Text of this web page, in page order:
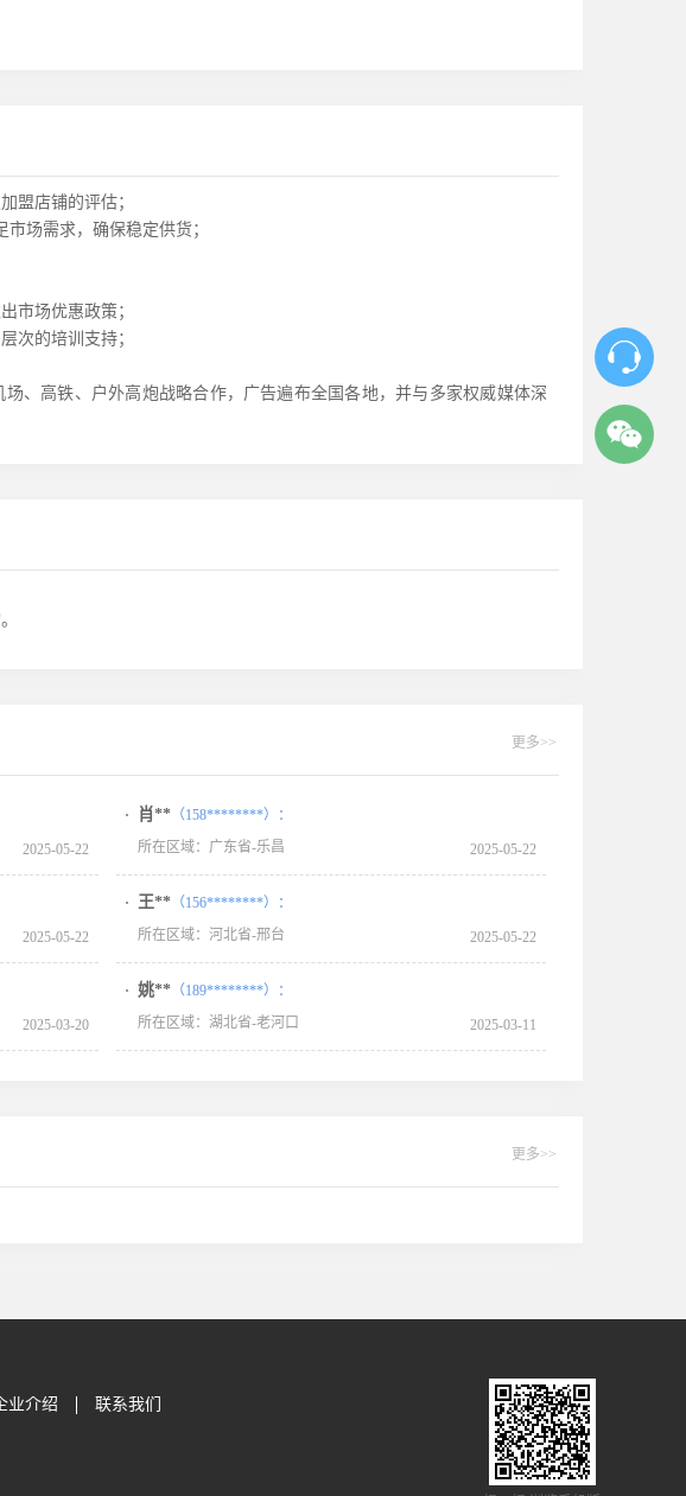
盟店铺的评估；
场需求，确保稳定供货；
市场优惠政策；
次的培训支持；
场、高铁、户外高炮战略合作，广告遍布全国各地，并与多家权威媒体深
更多>>
2025-05-22
肖** （158********）：
所在区域：广东省-乐昌
2025-05-22
2025-05-22
王** （156********）：
所在区域：河北省-邢台
2025-05-22
2025-03-20
姚** （189********）：
所在区域：湖北省-老河口
2025-03-11
更多>>
业介绍 联系我们